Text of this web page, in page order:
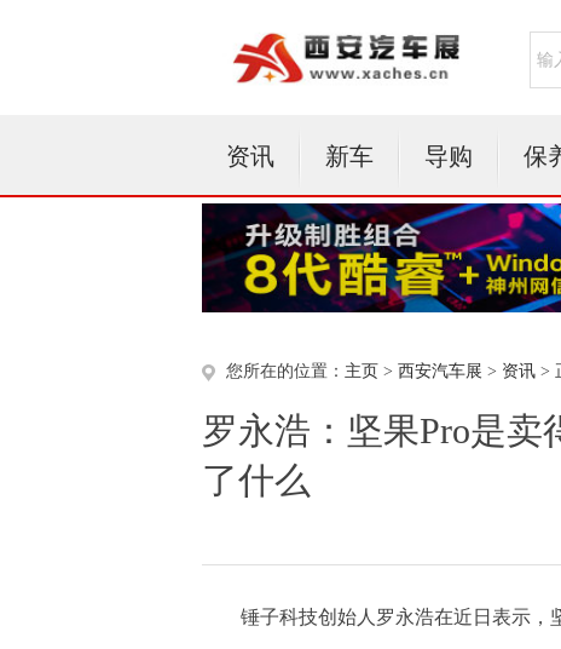
资讯 新车 导购 保
您所在的位置： 主页 > 西安汽车展 > 资讯 >
罗永浩：坚果Pro是
了什么
锤子科技创始人罗永浩在近日表示，